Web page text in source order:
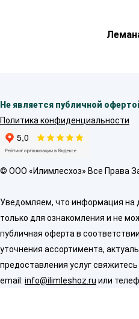
Не является публичной
Политика конфиденциальности
© OOO «Илимлесхоз» Все Права
Уведомляем, что информация на
только для ознакомления и не
публичная оферта в
уточнения ассортимента,
предоставления услуг
email: info@ilimleshoz.ru или